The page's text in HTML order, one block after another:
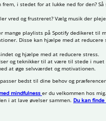
i stedet for at lukke ned for den?
vred og frustreret? Vælg musik der
playlists på Spotify dedikeret til
Disse kan hjælpe med at reducere
og hjælpe med at reducere stress.
og teknikker til at være til stede i nuet
at øge selvværdet og motivationen.
bedst til dine behov og
mindfulness er du velkommen hos
i at lave øvelser sammen. Du kan